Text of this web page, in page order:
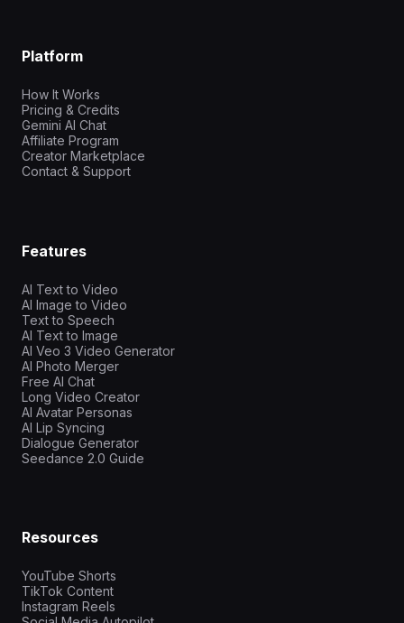
Platform
How It Works
Pricing & Credits
Gemini AI Chat
Affiliate Program
Creator Marketplace
Contact & Support
Features
AI Text to Video
AI Image to Video
Text to Speech
AI Text to Image
AI Veo 3 Video Generator
AI Photo Merger
Free AI Chat
Long Video Creator
AI Avatar Personas
AI Lip Syncing
Dialogue Generator
Seedance 2.0 Guide
Resources
YouTube Shorts
TikTok Content
Instagram Reels